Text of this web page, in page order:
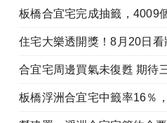
板橋合宜宅完成抽籤，4009
住宅大樂透開獎！8月20日看
合宜宅周邊買氣未復甦 期待
板橋浮洲合宜宅中籤率16％